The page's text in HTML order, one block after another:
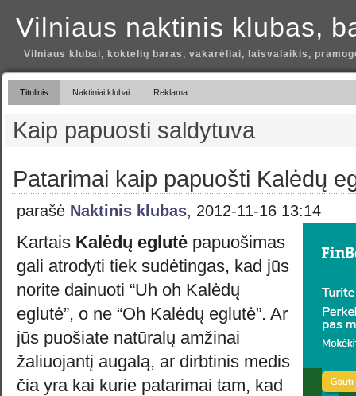
Vilniaus naktinis klubas,
Vilniaus klubai, koktelių baras, vakarėliai, laisvalaikis,
Titulinis Naktiniai klubai Reklama
Kaip papuosti saldytuva
Patarimai kaip papuošti Kalėdų
parašė Naktinis klubas, 2012-11-16 13:14
Kartais Kalėdų eglutė papuošimas
gali atrodyti tiek sudėtingas, kad jūs
norite dainuoti “Uh oh Kalėdų
eglutė”, o ne “Oh Kalėdų eglutė”. Ar
jūs puošiate natūralų amžinai
žaliuojantį augalą, ar dirbtinis medis
čia yra kai kurie patarimai tam, kad